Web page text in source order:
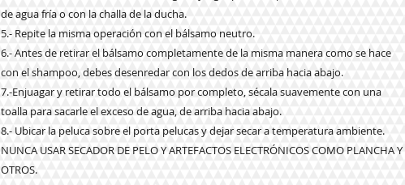
de agua fría o con la challa de la ducha.
5.- Repite la misma operación con el bálsamo neutro.
6.- Antes de retirar el bálsamo completamente de la misma manera como se hace
con el shampoo, debes desenredar con los dedos de arriba hacia abajo.
7.-Enjuagar y retirar todo el bálsamo por completo, sécala suavemente con una
toalla para sacarle el exceso de agua, de arriba hacia abajo.
8.- Ubicar la peluca sobre el porta pelucas y dejar secar a temperatura ambiente.
NUNCA USAR SECADOR DE PELO Y ARTEFACTOS ELECTRÓNICOS COMO PLANCHA Y
OTROS.